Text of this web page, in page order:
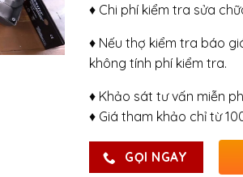
♦ Chi phí kiểm tra sửa
♦ Nếu thợ kiểm tra báo
không tính phí kiểm tra.
♦ Khảo sát tư vấn miễn
♦ Giá tham khảo chỉ từ
GỌI NGAY